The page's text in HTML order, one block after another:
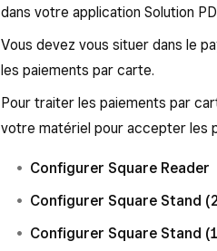
dans votre application Solution
Vous devez vous situer dans le
les paiements par carte.
Pour traiter les paiements par
votre matériel pour accepter les
Configurer Square Reader
Configurer Square Stand
Configurer Square Stand